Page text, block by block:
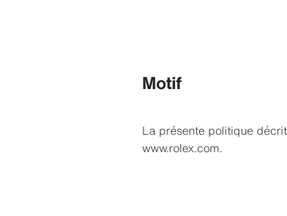
Motif
La présente politique
www.rolex.com.